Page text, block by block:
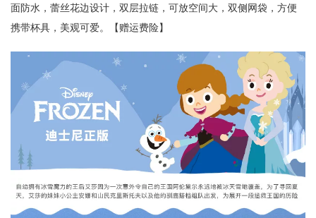
面防水，蕾丝花边设计，双层拉链，可放空间大，双侧网袋，方便
携带杯具，美观可爱。【赠运费险】